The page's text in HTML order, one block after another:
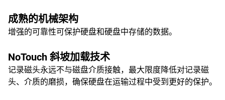
成熟的机械架构
增强的可靠性可保护硬盘和硬盘中存储的数据。
NoTouch 斜坡加载技术
记录磁头永远不与磁盘介质接触，最大限度降低对记录磁
头、介质的磨损，确保硬盘在运输过程中受到更好的保护。